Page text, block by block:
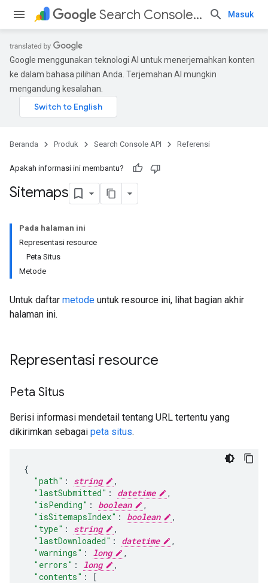
Search Console API Masuk
Google menggunakan teknologi AI untuk menerjemahkan konten
ke dalam bahasa pilihan Anda. Terjemahan AI mungkin
mengandung kesalahan.
Beranda Produk Search Console API Referensi
Apakah informasi ini membantu?
Sitemaps
Pada halaman ini
Representasi resource
Peta Situs
Metode
Untuk daftar metode untuk resource ini, lihat bagian akhir
halaman ini.
Representasi resource
Peta Situs
Berisi informasi mendetail tentang URL tertentu yang
dikirimkan sebagai peta situs.
"path" : string
,
"lastSubmitted" : datetime
,
"isPending" : boolean
,
"isSitemapsIndex" : boolean
,
"type" : string
,
"lastDownloaded" : datetime
,
"warnings" : long
,
"errors" : long
,
"contents" :
[